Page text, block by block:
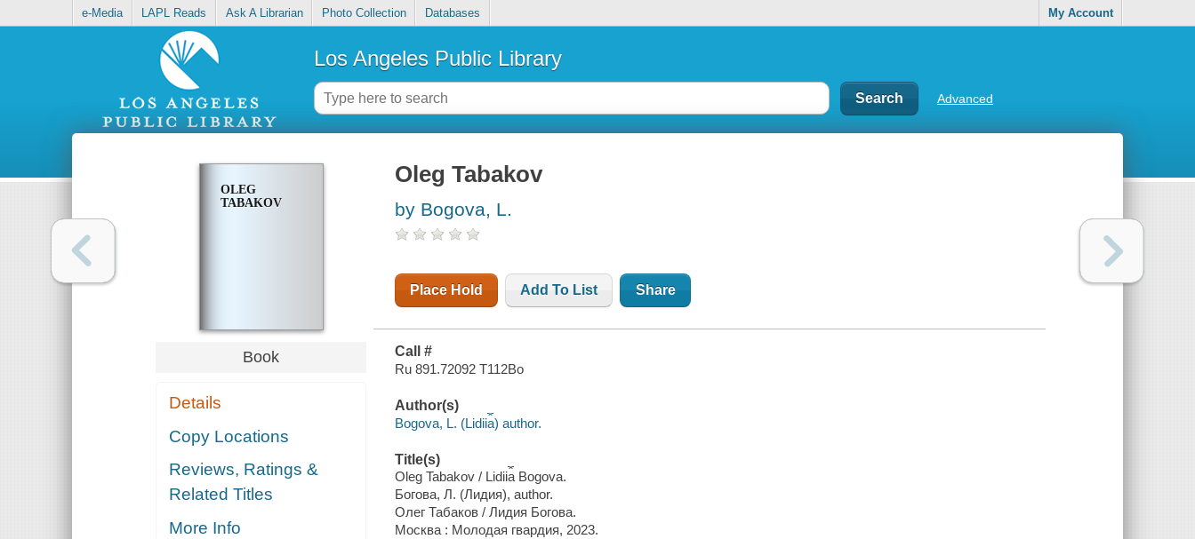
e-Media LAPL Reads Ask A Librarian Photo Collection Databases My Account
Los Angeles Public Library
Advanced
OLEG
TABAKOV
Book
Details
Copy Locations
Reviews, Ratings &
Related Titles
More Info
Oleg Tabakov
by Bogova, L.
Place Hold Add To List Share
Call #
Ru 891.72092 T112Bo
Author(s)
Bogova, L. (Lidii︠a︡) author.
Title(s)
Oleg Tabakov / Lidii︠a︡ Bogova.
Богова, Л. (Лидия), author.
Олег Табаков / Лидия Богова.
Москва : Молодая гвардия, 2023.